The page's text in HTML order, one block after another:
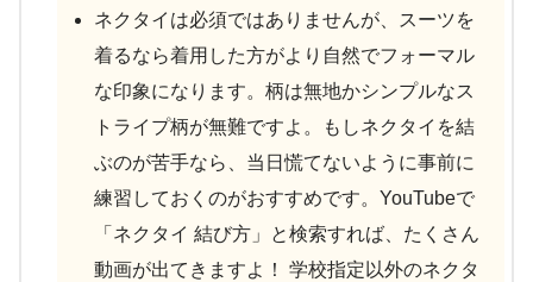
ネクタイは必須ではありませんが、スーツを
着るなら着用した方がより自然でフォーマル
な印象になります。柄は無地かシンプルなス
トライプ柄が無難ですよ。もしネクタイを結
ぶのが苦手なら、当日慌てないように事前に
練習しておくのがおすすめです。YouTubeで
「ネクタイ 結び方」と検索すれば、たくさん
動画が出てきますよ！ 学校指定以外のネクタ